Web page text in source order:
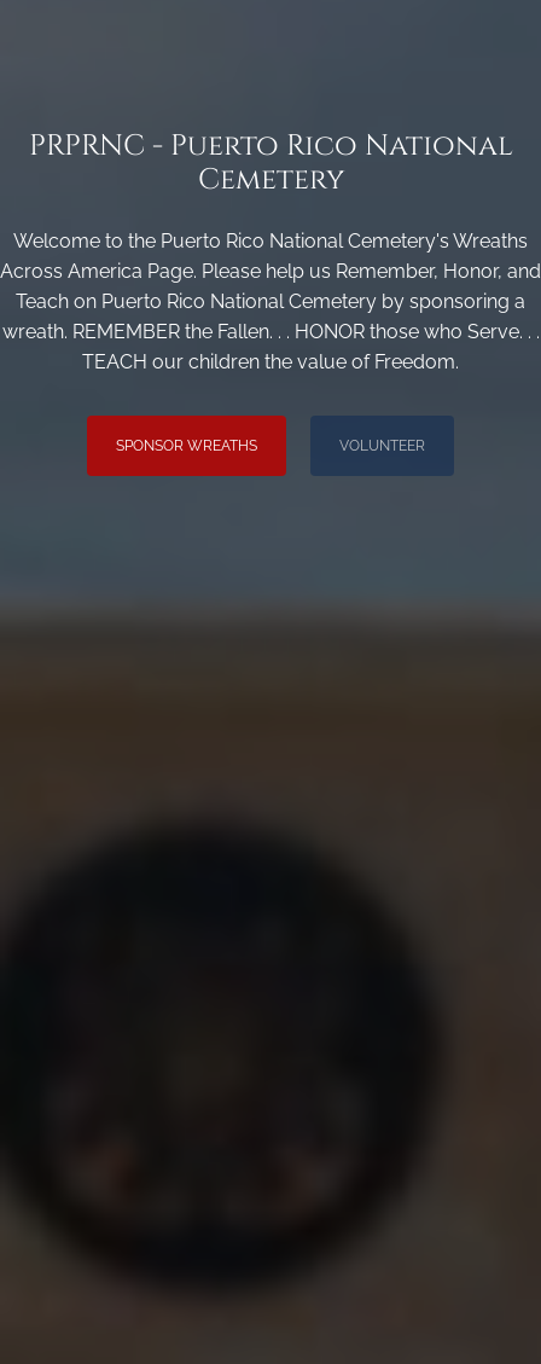
PRPRNC - Puerto Rico National
Cemetery
Welcome to the Puerto Rico National Cemetery's Wreaths
Across America Page. Please help us Remember, Honor, and
Teach on Puerto Rico National Cemetery by sponsoring a
wreath. REMEMBER the Fallen. . . HONOR those who Serve. . .
TEACH our children the value of Freedom.
SPONSOR WREATHS VOLUNTEER